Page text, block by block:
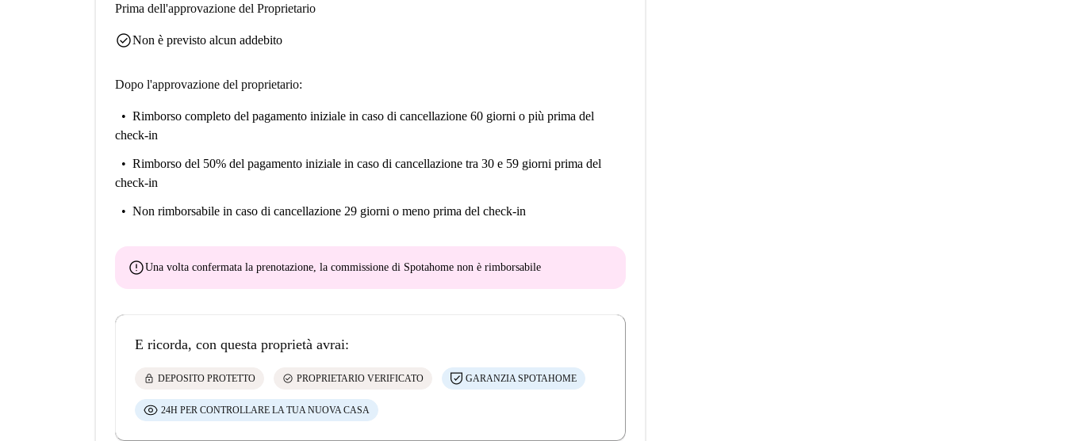
Prima dell'approvazione del Proprietario
check_circleNon è previsto alcun addebito
Dopo l'approvazione del proprietario:
Rimborso completo del pagamento iniziale in caso di cancellazione 60 giorni o più prima del
check-in
Rimborso del 50% del pagamento iniziale in caso di cancellazione tra 30 e 59 giorni prima del
check-in
Non rimborsabile in caso di cancellazione 29 giorni o meno prima del check-in
errorUna volta confermata la prenotazione, la commissione di Spotahome non è rimborsabile
E ricorda, con questa proprietà avrai:
lock DEPOSITO PROTETTO check_circle PROPRIETARIO VERIFICATO GARANZIA SPOTAHOME
24H PER CONTROLLARE LA TUA NUOVA CASA